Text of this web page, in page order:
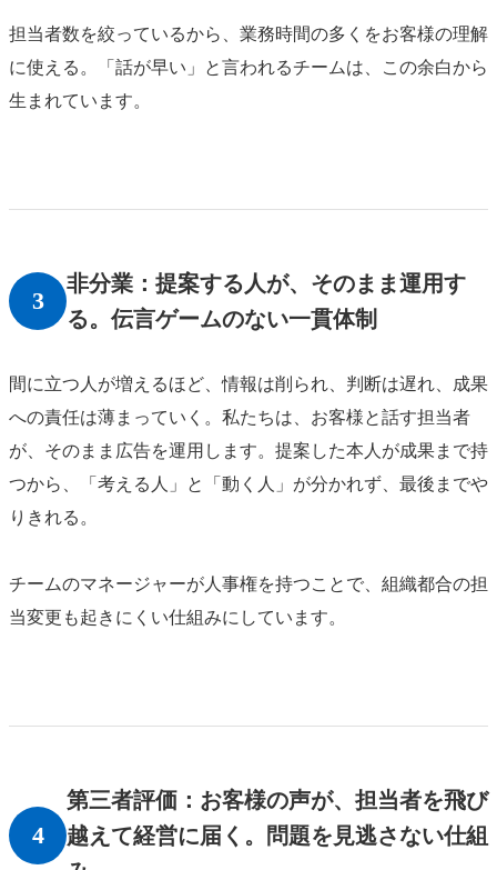
担当者数を絞っているから、業務時間の多くをお客様の理解
に使える。「話が早い」と言われるチームは、この余白から
生まれています。
3
非分業：提案する人が、そのまま運用す
る。伝言ゲームのない一貫体制
間に立つ人が増えるほど、情報は削られ、判断は遅れ、成果
への責任は薄まっていく。私たちは、お客様と話す担当者
が、そのまま広告を運用します。提案した本人が成果まで持
つから、「考える人」と「動く人」が分かれず、最後までや
りきれる。
チームのマネージャーが人事権を持つことで、組織都合の担
当変更も起きにくい仕組みにしています。
4
第三者評価：お客様の声が、担当者を飛び
越えて経営に届く。問題を見逃さない仕組